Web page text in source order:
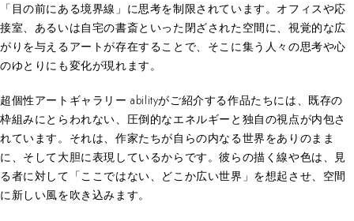
「目の前にある境界線」に思考を制限されています。オフィスや応
接室、あるいは自宅の書斎といった閉ざされた空間に、視覚的な広
がりを与えるアートが存在することで、そこに集う人々の思考や心
のゆとりにも変化が現れます。
超個性アートギャラリー abilityがご紹介する作品たちには、既存の
枠組みにとらわれない、圧倒的なエネルギーと独自の視点が内包さ
れています。それは、作家たちが自らの内なる世界をありのまま
に、そして大胆に表現しているからです。彼らの描く線や色は、見
る者に対して「ここではない、どこか広い世界」を想起させ、空間
に新しい風を吹き込みます。